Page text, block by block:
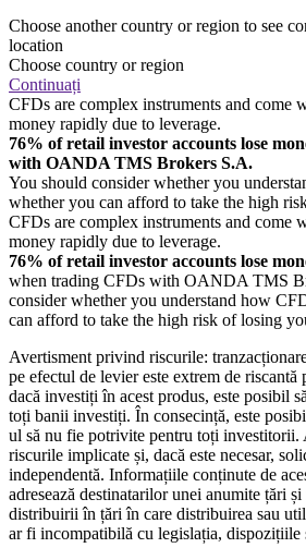
Choose another country or region to see
location
Choose country or region
Continuați
CFDs are complex instruments and come
money rapidly due to leverage.
76% of retail investor accounts lose
with OANDA TMS Brokers S.A.
You should consider whether you
whether you can afford to take the high
CFDs are complex instruments and come
money rapidly due to leverage.
76% of retail investor accounts lose
when trading CFDs with OANDA TMS
consider whether you understand how
can afford to take the high risk of losing
Avertisment privind riscurile:
pe efectul de levier este extrem de
dacă investiți în acest produs, este posibil
toți banii investiți. În consecință, este
ul să nu fie potrivite pentru toți investitorii.
riscurile implicate și, dacă este necesar,
independentă. Informațiile conținute de
adresează destinatarilor unei anumite țări
distribuirii în țări în care distribuirea sau
ar fi incompatibilă cu legislația, dispozițiile